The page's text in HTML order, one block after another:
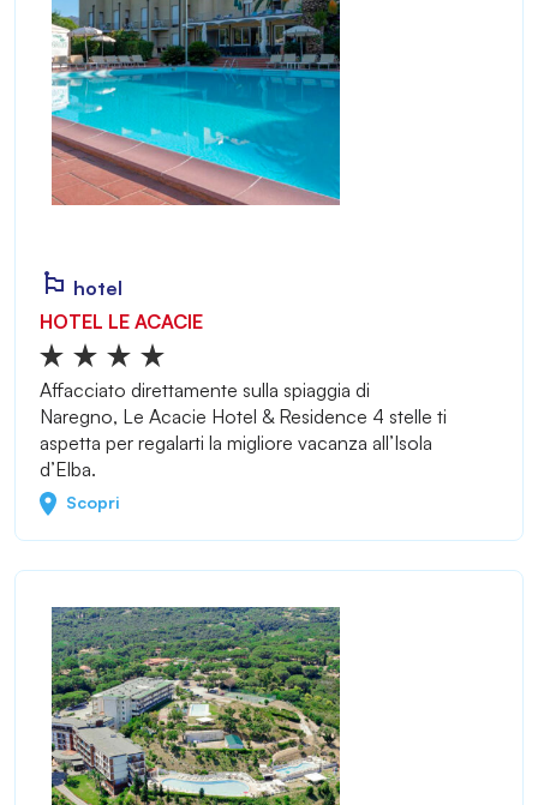
hotel
HOTEL LE ACACIE
Affacciato direttamente sulla spiaggia di
Naregno, Le Acacie Hotel & Residence 4 stelle ti
aspetta per regalarti la migliore vacanza all’Isola
d’Elba.
Scopri